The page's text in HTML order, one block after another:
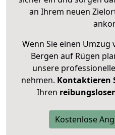
an Ihrem neuen
Wenn Sie einen Umzug
Bergen auf Rügen
unsere
nehmen. Kontaktieren
Ihren
Kostenlose